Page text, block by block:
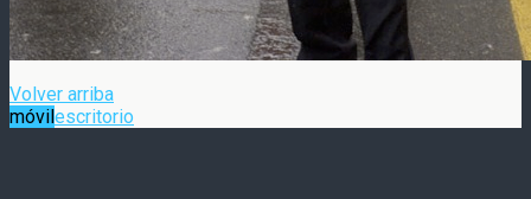
Volver arriba
móvilescritorio